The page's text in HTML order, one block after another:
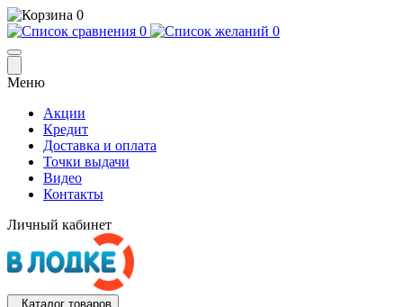
0
0
0
Меню
Акции
Кредит
Доставка и оплата
Точки выдачи
Видео
Контакты
Личный кабинет
Каталог товаров